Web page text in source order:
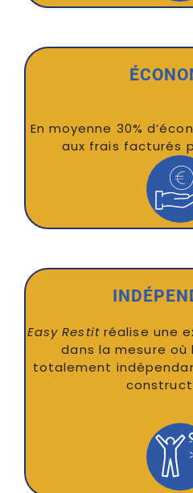
En moyenne 30%
aux frais facturés
Easy Restitréalise une
dans la mesure
totalement